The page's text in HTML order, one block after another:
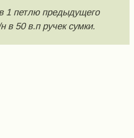
1 петлю предыдущего
в 50 в.п ручек сумки.